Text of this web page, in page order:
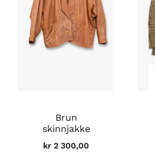
Brun
skinnjakke
kr 2 300,00